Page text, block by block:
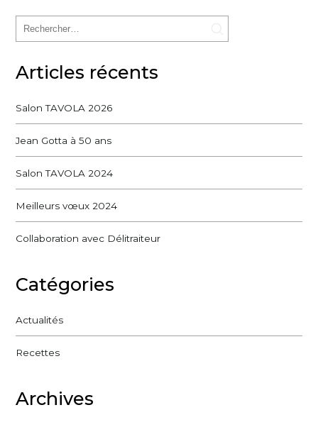
Articles récents
Salon TAVOLA 2026
Jean Gotta à 50 ans
Salon TAVOLA 2024
Meilleurs vœux 2024
Collaboration avec Délitraiteur
Catégories
Actualités
Recettes
Archives